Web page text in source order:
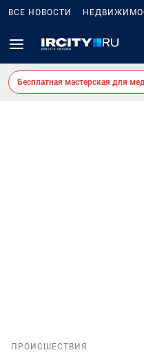
ВСЕ НОВОСТИ
Бесплатная мастерская для
ПРОИСШЕСТВИЯ